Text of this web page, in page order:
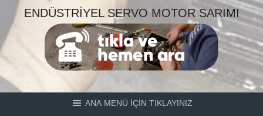
ENDÜSTRIYEL SERVO MOTOR SARIMI
ANA MENÜ İÇİN TIKLAYINIZ